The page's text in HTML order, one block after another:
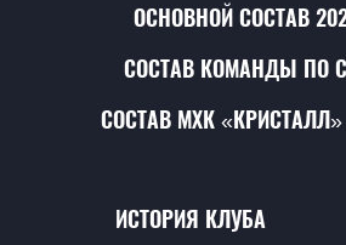
ОСНОВНОЙ СОСТАВ
СОСТАВ КОМАНДЫ ПО
СОСТАВ МХК «КРИСТАЛЛ»
ИСТОРИЯ КЛУБА